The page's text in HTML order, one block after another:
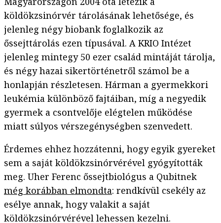
köldökzsinórvér tárolásának lehetősége, és
jelenleg négy biobank foglalkozik az
őssejttárolás ezen típusával. A KRIO Intézet
jelenleg mintegy 50 ezer család mintáját tárolja,
és négy hazai sikertörténetről számol be a
honlapján részletesen. Hárman a gyermekkori
leukémia különböző fajtáiban, míg a negyedik
gyermek a csontvelője elégtelen működése
miatt súlyos vérszegénységben szenvedett.
Érdemes ehhez hozzátenni, hogy egyik gyereket
sem a saját köldökzsinórvérével gyógyították
meg. Uher Ferenc őssejtbiológus a Qubitnek
még korábban elmondta: rendkívül csekély az
esélye annak, hogy valakit a saját
köldökzsinórvérével lehessen kezelni.